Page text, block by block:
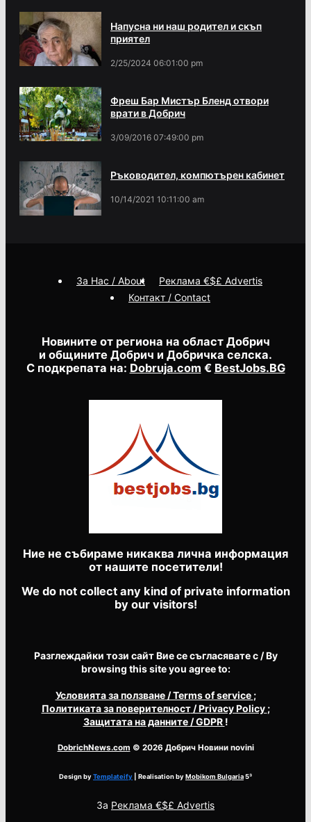
Напусна ни наш родител и скъп
приятел
2/25/2024 06:01:00 pm
Фреш Бар Мистър Бленд отвори
врати в Добрич
3/09/2016 07:49:00 pm
Ръководител, компютърен кабинет
10/14/2021 10:11:00 am
Новините от региона на област Добрич
и общините Добрич и Добричка селска.
С подкрепата на: Dobruja.com € BestJobs.BG
Ние не събираме никаква лична информация
от нашите посетители!
We do not collect any kind of private information
by our visitors!
Разглеждайки този сайт Вие се съгласявате с / By
browsing this site you agree to:
Условията за ползване/ Terms of service ;
Политиката за поверителност/ Privacy Policy ;
Защитата на данните/ GDPR !
DobrichNews.com © 2026 Добрич Новини novini
Design byTemplateify | Realisation byMobikom Bulgaria5³
За Реклама €$£ Advertis
За Нас / About
Реклама €$£ Advertis
Контакт / Contact